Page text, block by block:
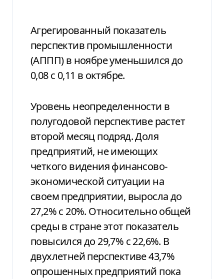
Агрегированный показатель
перспектив промышленности
(АППП) в ноябре уменьшился до
0,08 с 0,11 в октябре.
Уровень неопределенности в
полугодовой перспективе растет
второй месяц подряд. Доля
предприятий, не имеющих
четкого видения финансово-
экономической ситуации на
своем предприятии, выросла до
27,2% с 20%. Относительно общей
среды в стране этот показатель
повысился до 29,7% с 22,6%. В
двухлетней перспективе 43,7%
опрошенных предприятий пока